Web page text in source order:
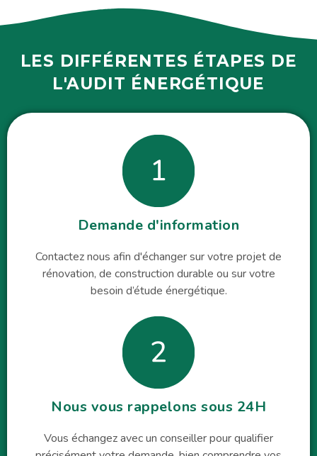
Demande d'information
Contactez nous afin d'échanger sur votre projet de
rénovation, de construction durable ou sur votre
besoin d’étude énergétique.
Nous vous rappelons sous 24H
Vous échangez avec un conseiller pour qualifier
LES DIFFÉRENTES ÉTAPES DE
L'AUDIT ÉNERGÉTIQUE